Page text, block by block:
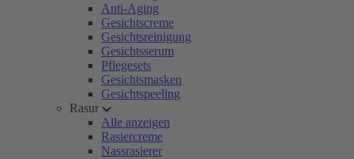
Anti-Aging
Gesichtscreme
Gesichtsreinigung
Gesichtsserum
Pflegesets
Gesichtsmasken
Gesichtspeeling
Rasur
Alle anzeigen
Rasiercreme
Nassrasierer